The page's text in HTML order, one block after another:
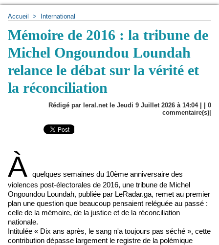
Accueil > International
Mémoire de 2016 : la tribune de
Michel Ongoundou Loundah
relance le débat sur la vérité et
la réconciliation
Rédigé par leral.net le Jeudi 9 Juillet 2026 à 14:04 | | 0
commentaire(s)|
À quelques semaines du 10ème anniversaire des
violences post-électorales de 2016, une tribune de Michel
Ongoundou Loundah, publiée par LeRadar.ga, remet au premier
plan une question que beaucoup pensaient reléguée au passé :
celle de la mémoire, de la justice et de la réconciliation
nationale.
Intitulée « Dix ans après, le sang n'a toujours pas séché », cette
contribution dépasse largement le registre de la polémique